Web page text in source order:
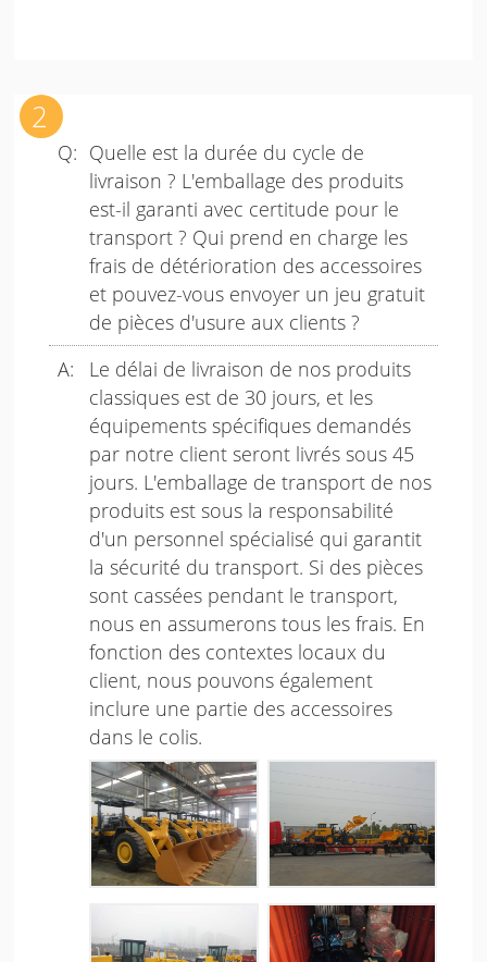
Quelle est la durée du cycle de
livraison ? L'emballage des produits
est-il garanti avec certitude pour le
transport ? Qui prend en charge les
frais de détérioration des accessoires
et pouvez-vous envoyer un jeu gratuit
de pièces d'usure aux clients ?
Le délai de livraison de nos produits
classiques est de 30 jours, et les
équipements spécifiques demandés
par notre client seront livrés sous 45
jours. L'emballage de transport de nos
produits est sous la responsabilité
d'un personnel spécialisé qui garantit
la sécurité du transport. Si des pièces
sont cassées pendant le transport,
nous en assumerons tous les frais. En
fonction des contextes locaux du
client, nous pouvons également
inclure une partie des accessoires
dans le colis.